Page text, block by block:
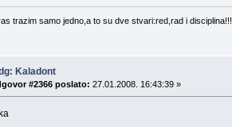
trazim samo jedno,a to su dve stvari:red,rad i disciplina!!!
Kaladont
#2366 poslato: 27.01.2008. 16:43:39 »